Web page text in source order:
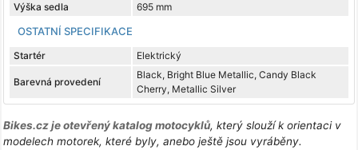
Výška sedla
695 mm
OSTATNÍ SPECIFIKACE
Startér Elektrický
Barevná provedení
Black, Bright Blue Metallic, Candy Black
Cherry, Metallic Silver
Bikes.cz je otevřený katalog motocyklů, který slouží k orientaci v
modelech motorek, které byly, anebo ještě jsou vyráběny.